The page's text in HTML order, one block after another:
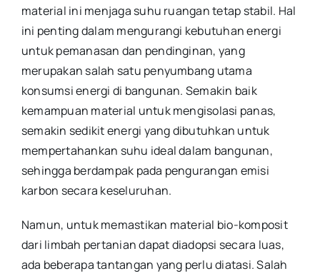
material ini menjaga suhu ruangan tetap stabil. Hal
ini penting dalam mengurangi kebutuhan energi
untuk pemanasan dan pendinginan, yang
merupakan salah satu penyumbang utama
konsumsi energi di bangunan. Semakin baik
kemampuan material untuk mengisolasi panas,
semakin sedikit energi yang dibutuhkan untuk
mempertahankan suhu ideal dalam bangunan,
sehingga berdampak pada pengurangan emisi
karbon secara keseluruhan.
Namun, untuk memastikan material bio-komposit
dari limbah pertanian dapat diadopsi secara luas,
ada beberapa tantangan yang perlu diatasi. Salah